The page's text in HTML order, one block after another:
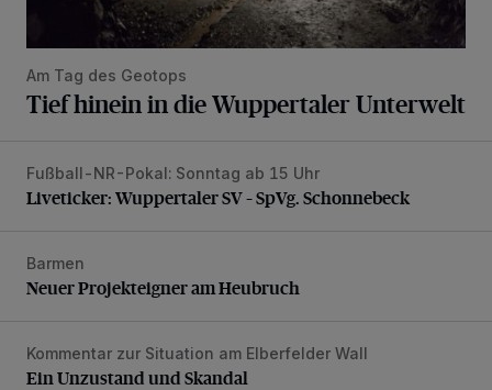
Am Tag des Geotops
Tief hinein in die Wuppertaler Unterwelt
Liveticker: Wuppertaler SV – SpVg. Schonnebeck
Fußball-NR-Pokal: Sonntag ab 15 Uhr
Liveticker: Wuppertaler SV – SpVg. Schonnebeck
Neuer Projekteigner am Heubruch
Barmen
Neuer Projekteigner am Heubruch
Ein Unzustand und Skandal
Kommentar zur Situation am Elberfelder Wall
Ein Unzustand und Skandal